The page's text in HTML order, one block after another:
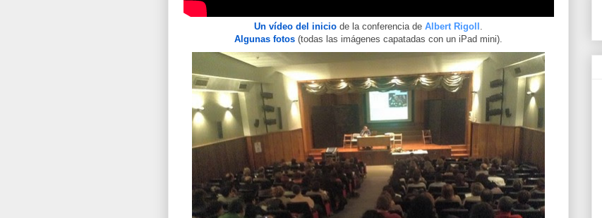
Un vídeo del inicio de la conferencia de Albert Rigoll
Algunas fotos (todas las imágenes capatadas con un iPad mini).